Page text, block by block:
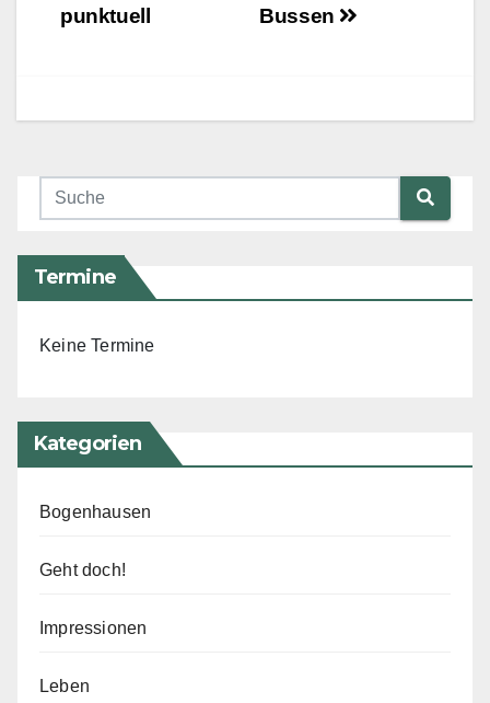
Bussen
punktuell
Termine
Keine Termine
Kategorien
Bogenhausen
Geht doch!
Impressionen
Leben